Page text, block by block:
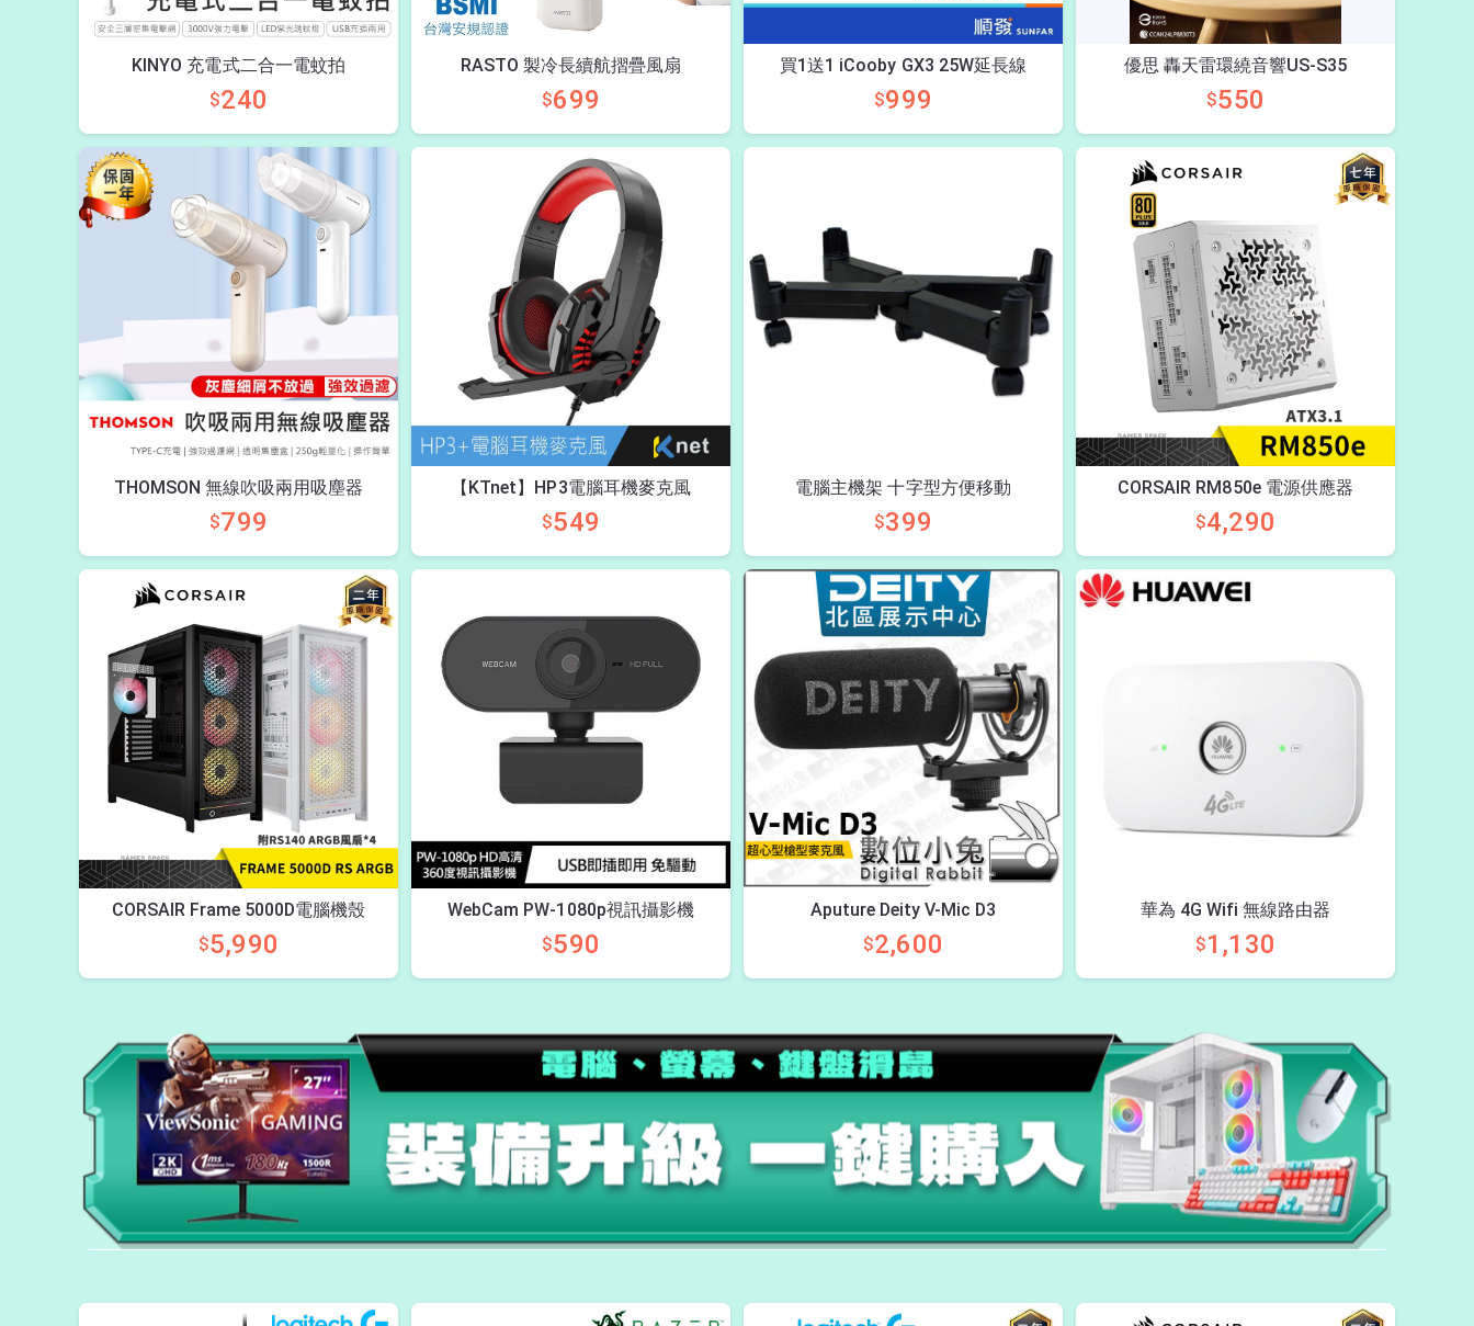
KINYO 充電式二合一電蚊拍
$240
RASTO 製冷長續航摺疊風扇
$699
買1送1 iCooby GX3 25W延長線
$999
優思 轟天雷環繞音響US-S35
$550
THOMSON 無線吹吸兩用吸塵器
$799
【KTnet】HP3電腦耳機麥克風
$549
電腦主機架 十字型方便移動
$399
CORSAIR RM850e 電源供應器
$4,290
CORSAIR Frame 5000D電腦機殼
$5,990
WebCam PW-1080p視訊攝影機
$590
Aputure Deity V-Mic D3
$2,600
華為 4G Wifi 無線路由器
$1,130